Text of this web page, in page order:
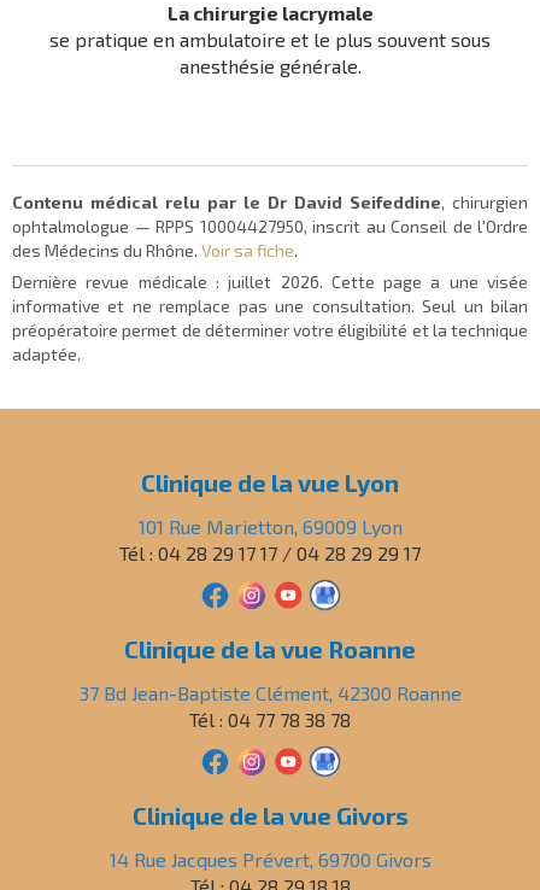
La chirurgie lacrymale
se pratique en ambulatoire et le plus souvent sous
anesthésie générale.
Contenu médical relu par le Dr David Seifeddine, chirurgien
ophtalmologue — RPPS 10004427950, inscrit au Conseil de l'Ordre
des Médecins du Rhône. Voir sa fiche.
Dernière revue médicale :juillet 2026. Cette page a une visée
informative et ne remplace pas une consultation. Seul un bilan
préopératoire permet de déterminer votre éligibilité et la technique
adaptée.
Clinique de la vue Lyon
101 Rue Marietton, 69009 Lyon
Tél : 04 28 29 17 17 / 04 28 29 29 17
Clinique de la vue Roanne
37 Bd Jean-Baptiste Clément, 42300 Roanne
Tél : 04 77 78 38 78
Clinique de la vue Givors
14 Rue Jacques Prévert, 69700 Givors